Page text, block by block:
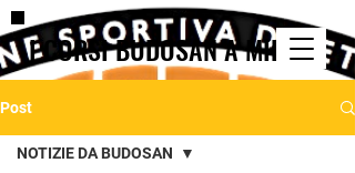
I CORSI BUDOSAN A MILANO
Post
NOTIZIE DA BUDOSAN